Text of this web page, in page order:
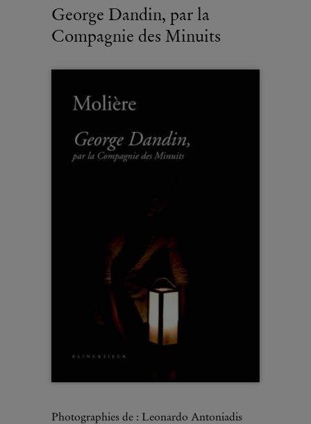
George Dandin, par la
Compagnie des Minuits
Photographies de : Leonardo Antoniadis